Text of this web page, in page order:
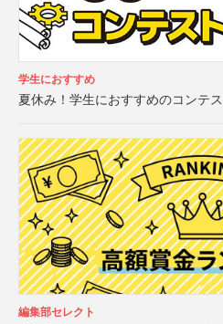
学生におすすめ
夏休み！学生におすすめのコンテ
編集部セレクト